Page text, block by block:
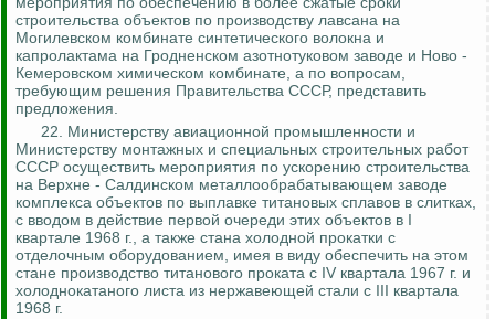
строительства объектов по производству лавсана на
Могилевском комбинате синтетического волокна и
капролактама на Гродненском азотнотуковом заводе и Ново -
Кемеровском химическом комбинате, а по вопросам,
требующим решения Правительства СССР, представить
предложения.
22. Министерству авиационной промышленности и
Министерству монтажных и специальных строительных работ
СССР осуществить мероприятия по ускорению строительства
на Верхне - Салдинском металлообрабатывающем заводе
комплекса объектов по выплавке титановых сплавов в слитках,
с вводом в действие первой очереди этих объектов в I
квартале 1968 г., а также стана холодной прокатки с
отделочным оборудованием, имея в виду обеспечить на этом
стане производство титанового проката с IV квартала 1967 г. и
холоднокатаного листа из нержавеющей стали с III квартала
1968 г.